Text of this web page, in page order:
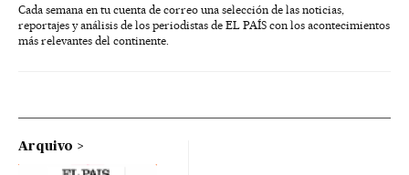
Cada semana en tu cuenta de correo una selección de las noticias,
reportajes y análisis de los periodistas de EL PAÍS con los acontecimientos
más relevantes del continente.
Arquivo